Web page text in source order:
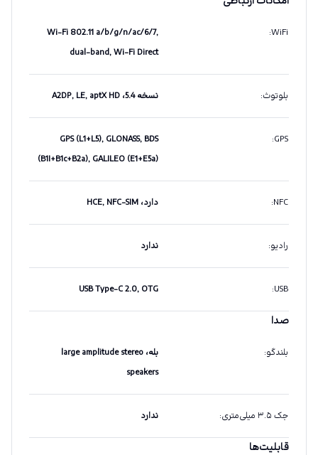
WiFi
:
Wi-Fi 802.11 a/b/g/n/ac/6/7,
dual-band, Wi-Fi Direct
بلوتوث: نسخه 5.4، A2DP, LE, aptX HD
GPS
:
GPS (L1+L5), GLONASS, BDS
(B1I+B1c+B2a), GALILEO (E1+E5a)
NFC
: دارد، HCE, NFC-SIM
رادیو: ندارد
USB
:
USB Type-C 2.0, OTG
صدا
بلندگو:
بله، large amplitude stereo
speakers
جک ۳.۵ میلی‌متری : ندارد
قابلیت‌ها